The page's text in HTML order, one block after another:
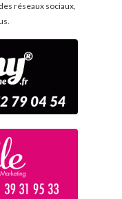
réseaux sociaux,